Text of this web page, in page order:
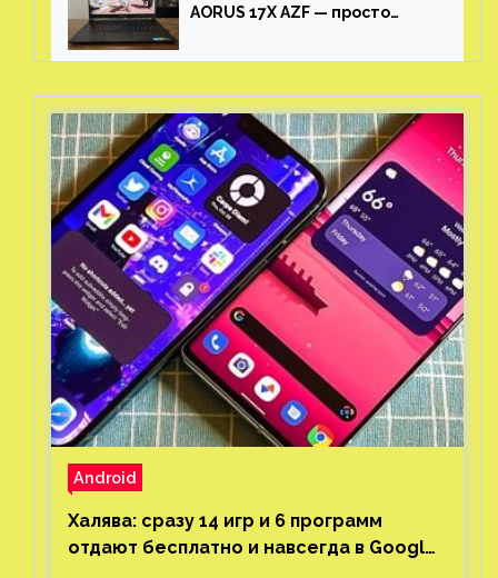
AORUS 17X AZF — просто
Android
Халява: сразу 14 игр и 6 программ
отдают бесплатно и навсегда в Google